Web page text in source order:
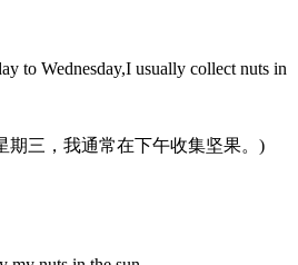
to Wednesday,I usually collect nuts in
期三，我通常在下午收集坚果。)